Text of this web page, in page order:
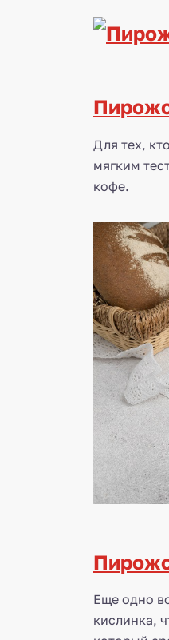
Для тех,
мягким
кофе.
Еще одно
кислинка,